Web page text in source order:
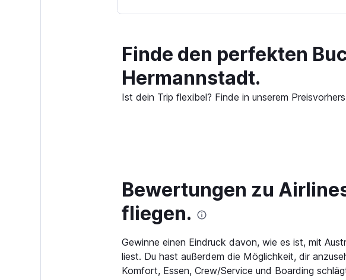
Finde den perfekten
Hermannstadt.
Ist dein Trip flexibel? Finde in unserem
Bewertungen zu
fliegen.
Gewinne einen Eindruck davon, wie es ist, mit
liest. Du hast außerdem die Möglichkeit, dir
Komfort, Essen, Crew/Service und Boarding